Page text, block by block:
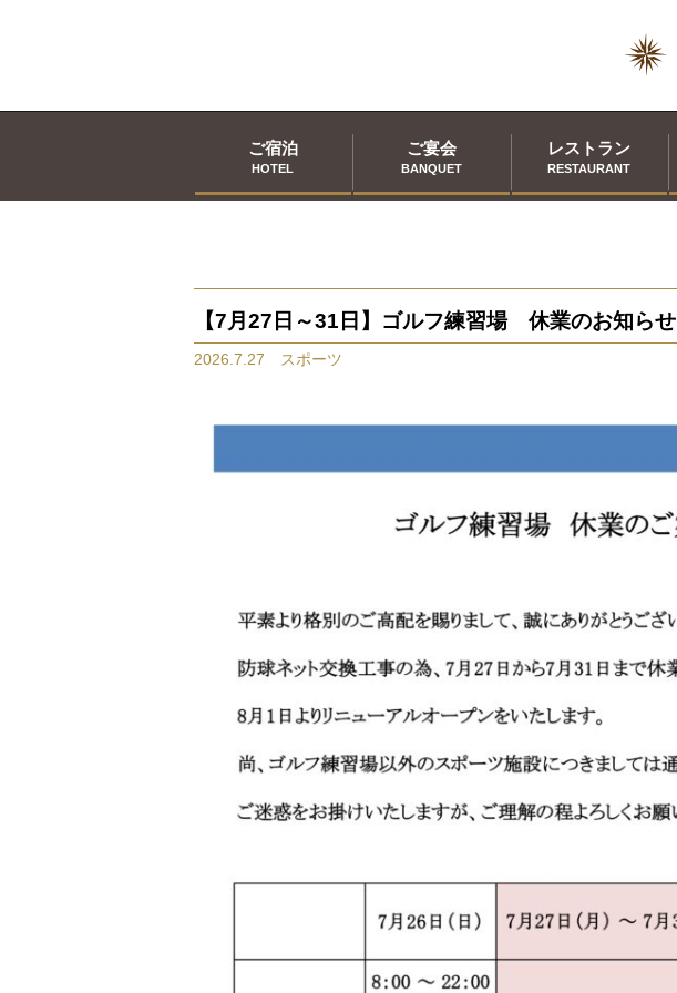
ご宿泊
HOTEL
ご宴会
BANQUET
レストラン
RESTAURANT
【7月27日～31日】ゴルフ練習場 休業のお知らせ
2026.7.27 スポーツ